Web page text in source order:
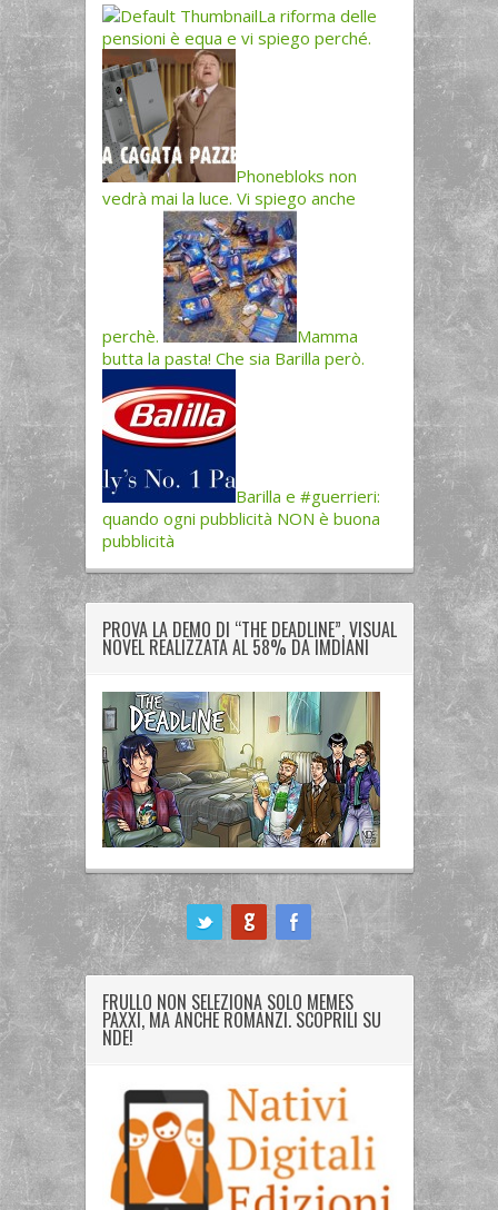
La riforma delle
pensioni è equa e vi spiego perché.
Phonebloks non
vedrà mai la luce. Vi spiego anche
perchè.
Mamma
butta la pasta! Che sia Barilla però.
Barilla e #guerrieri:
quando ogni pubblicità NON è buona
pubblicità
PROVA LA DEMO DI “THE DEADLINE”, VISUAL
NOVEL REALIZZATA AL 58% DA IMDIANI
FRULLO NON SELEZIONA SOLO MEMES
PAXXI, MA ANCHE ROMANZI. SCOPRILI SU
NDE!